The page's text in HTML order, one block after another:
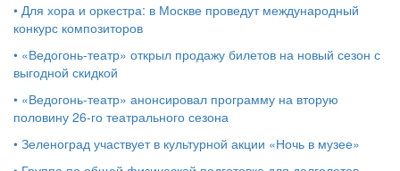
• Для хора и оркестра: в Москве проведут международный
конкурс композиторов
• «Ведогонь-театр» открыл продажу билетов на новый сезон с
выгодной скидкой
• «Ведогонь-театр» анонсировал программу на вторую
половину 26-го театрального сезона
• Зеленоград участвует в культурной акции «Ночь в музее»